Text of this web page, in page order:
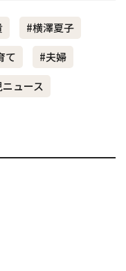
#横澤夏子
て
#夫婦
ュース